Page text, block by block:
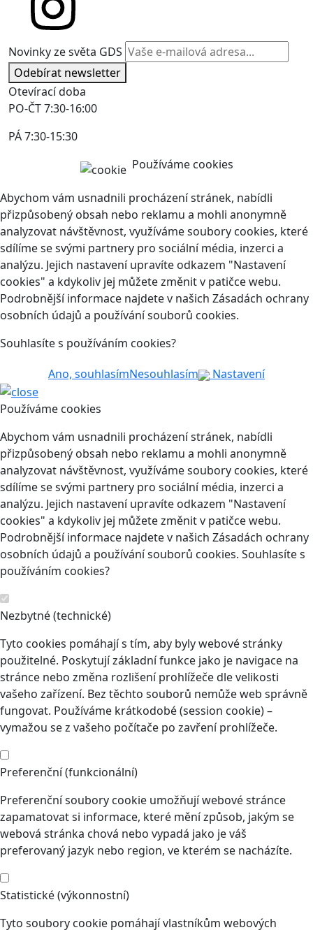
Novinky ze světa GDS
Odebírat newsletter
Otevírací doba
PO-ČT 7:30-16:00
PÁ 7:30-15:30
Používáme cookies
Abychom vám usnadnili procházení stránek, nabídli
přizpůsobený obsah nebo reklamu a mohli anonymně
analyzovat návštěvnost, využíváme soubory cookies, které
sdílíme se svými partnery pro sociální média, inzerci a
analýzu. Jejich nastavení upravíte odkazem "Nastavení
cookies" a kdykoliv jej můžete změnit v patičce webu.
Podrobnější informace najdete v našich Zásadách ochrany
osobních údajů a používání souborů cookies.
Souhlasíte s používáním cookies?
Ano, souhlasímNesouhlasím Nastavení
Používáme cookies
Abychom vám usnadnili procházení stránek, nabídli
přizpůsobený obsah nebo reklamu a mohli anonymně
analyzovat návštěvnost, využíváme soubory cookies, které
sdílíme se svými partnery pro sociální média, inzerci a
analýzu. Jejich nastavení upravíte odkazem "Nastavení
cookies" a kdykoliv jej můžete změnit v patičce webu.
Podrobnější informace najdete v našich Zásadách ochrany
osobních údajů a používání souborů cookies. Souhlasíte s
používáním cookies?
Nezbytné (technické)
Tyto cookies pomáhají s tím, aby byly webové stránky
použitelné. Poskytují základní funkce jako je navigace na
stránce nebo změna rozlišení prohlížeče dle velikosti
vašeho zařízení. Bez těchto souborů nemůže web správně
fungovat. Používáme krátkodobé (session cookie) –
vymažou se z vašeho počítače po zavření prohlížeče.
Preferenční (funkcionální)
Preferenční soubory cookie umožňují webové stránce
zapamatovat si informace, které mění způsob, jakým se
webová stránka chová nebo vypadá jako je váš
preferovaný jazyk nebo region, ve kterém se nacházíte.
Statistické (výkonnostní)
Tyto soubory cookie pomáhají vlastníkům webových